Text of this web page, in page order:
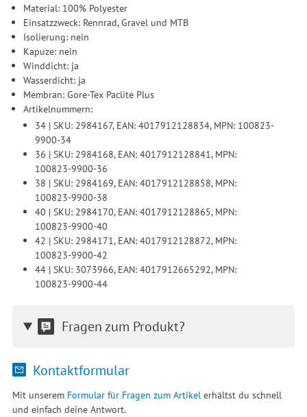
Material: 100% Polyester
Einsatzzweck: Rennrad, Gravel und MTB
Isolierung: nein
Kapuze: nein
Winddicht: ja
Wasserdicht: ja
Membran: Gore-Tex Paclite Plus
Artikelnummern:
34 | SKU: 2984167, EAN: 4017912128834, MPN: 100823-
9900-34
36 | SKU: 2984168, EAN: 4017912128841, MPN:
100823-9900-36
38 | SKU: 2984169, EAN: 4017912128858, MPN:
100823-9900-38
40 | SKU: 2984170, EAN: 4017912128865, MPN:
100823-9900-40
42 | SKU: 2984171, EAN: 4017912128872, MPN:
100823-9900-42
44 | SKU: 3073966, EAN: 4017912665292, MPN:
100823-9900-44
Fragen zum Produkt?
Kontaktformular
Mit unserem Formular für Fragen zum Artikelerhältst du schnell
und einfach deine Antwort.